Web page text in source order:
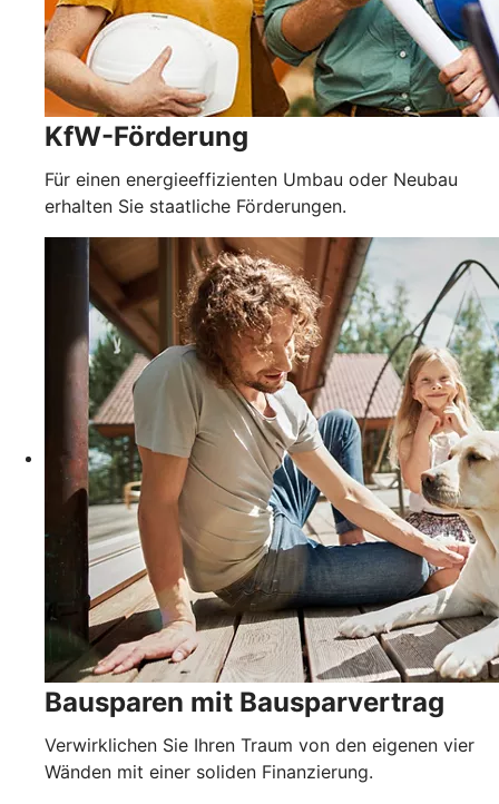
KfW-Förderung
Für einen energieeffizienten Umbau oder Neubau
erhalten Sie staatliche Förderungen.
Bausparen mit Bausparvertrag
Verwirklichen Sie Ihren Traum von den eigenen vier
Wänden mit einer soliden Finanzierung.